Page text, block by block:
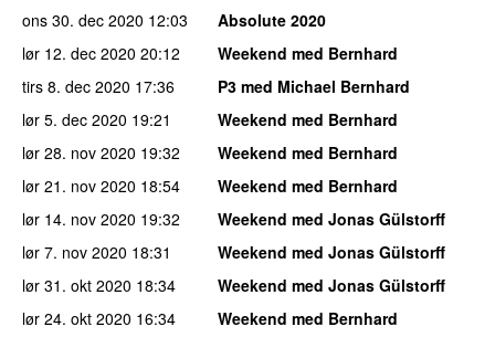
ons 30. dec 2020 12:03
Absolute 2020
lør 12. dec 2020 20:12
Weekend med Bernhard
tirs 8. dec 2020 17:36
P3 med Michael Bernhard
lør 5. dec 2020 19:21
Weekend med Bernhard
lør 28. nov 2020 19:32
Weekend med Bernhard
lør 21. nov 2020 18:54
Weekend med Bernhard
lør 14. nov 2020 19:32
Weekend med Jonas Gülstorff
lør 7. nov 2020 18:31
Weekend med Jonas Gülstorff
lør 31. okt 2020 18:34
Weekend med Jonas Gülstorff
lør 24. okt 2020 16:34
Weekend med Bernhard